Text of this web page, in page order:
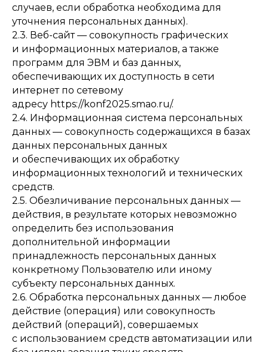
случаев, если обработка необходима для
уточнения персональных данных).
2.3. Веб-сайт — совокупность графических
и информационных материалов, а также
программ для ЭВМ и баз данных,
обеспечивающих их доступность в сети
интернет по сетевому
адресу https://konf2025.smao.ru/.
2.4. Информационная система персональных
данных — совокупность содержащихся в базах
данных персональных данных
и обеспечивающих их обработку
информационных технологий и технических
средств.
2.5. Обезличивание персональных данных —
действия, в результате которых невозможно
определить без использования
дополнительной информации
принадлежность персональных данных
конкретному Пользователю или иному
субъекту персональных данных.
2.6. Обработка персональных данных — любое
действие (операция) или совокупность
действий (операций), совершаемых
с использованием средств автоматизации или